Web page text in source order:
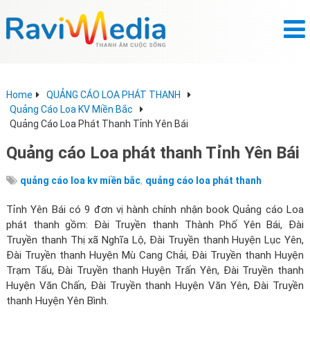
Home
QUẢNG CÁO LOA PHÁT THANH
Quảng Cáo Loa KV Miền Bắc
Quảng Cáo Loa Phát Thanh Tỉnh Yên Bái
Quảng cáo Loa phát thanh Tỉnh Yên Bái
quảng cáo loa kv miền bắc, quảng cáo loa phát thanh
Tỉnh Yên Bái có 9 đơn vị hành chính nhận book Quảng cáo Loa
phát thanh gồm: Đài Truyền thanh Thành Phố Yên Bái, Đài
Truyền thanh Thị xã Nghĩa Lộ, Đài Truyền thanh Huyện Lục Yên,
Đài Truyền thanh Huyện Mù Cang Chải, Đài Truyền thanh Huyện
Trạm Tấu, Đài Truyền thanh Huyện Trấn Yên, Đài Truyền thanh
Huyện Văn Chấn, Đài Truyền thanh Huyện Văn Yên, Đài Truyền
thanh Huyện Yên Bình.